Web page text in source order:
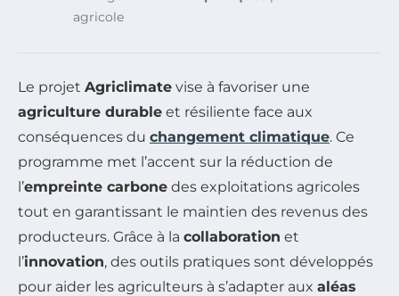
agricole
Le projet Agriclimate vise à favoriser une
agriculture durable et résiliente face aux
conséquences du changement climatique. Ce
programme met l’accent sur la réduction de
l’empreinte carbone des exploitations agricoles
tout en garantissant le maintien des revenus des
producteurs. Grâce à la collaboration et
l’innovation, des outils pratiques sont développés
pour aider les agriculteurs à s’adapter aux aléas